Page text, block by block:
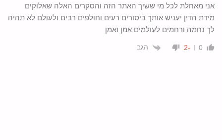
אני מאחלת לכל מי ששיך האתר הזה והסקרים האלה שאלוקים
מידת הדין יעניש אותך ביסורים רעים וחולפים רבים ולעולם לא תהיה
לך נחמה ורחמים לעולמים אמן ואמן
0
-2 הגב